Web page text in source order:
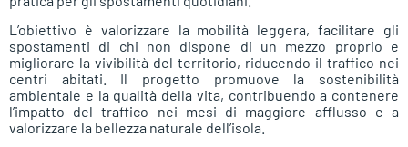
L’obiettivo è valorizzare la mobilità leggera, facilitare gli
spostamenti di chi non dispone di un mezzo proprio e
migliorare la vivibilità del territorio, riducendo il traffico nei
centri abitati. Il progetto promuove la sostenibilità
ambientale e la qualità della vita, contribuendo a contenere
l’impatto del traffico nei mesi di maggiore afflusso e a
valorizzare la bellezza naturale dell’isola.